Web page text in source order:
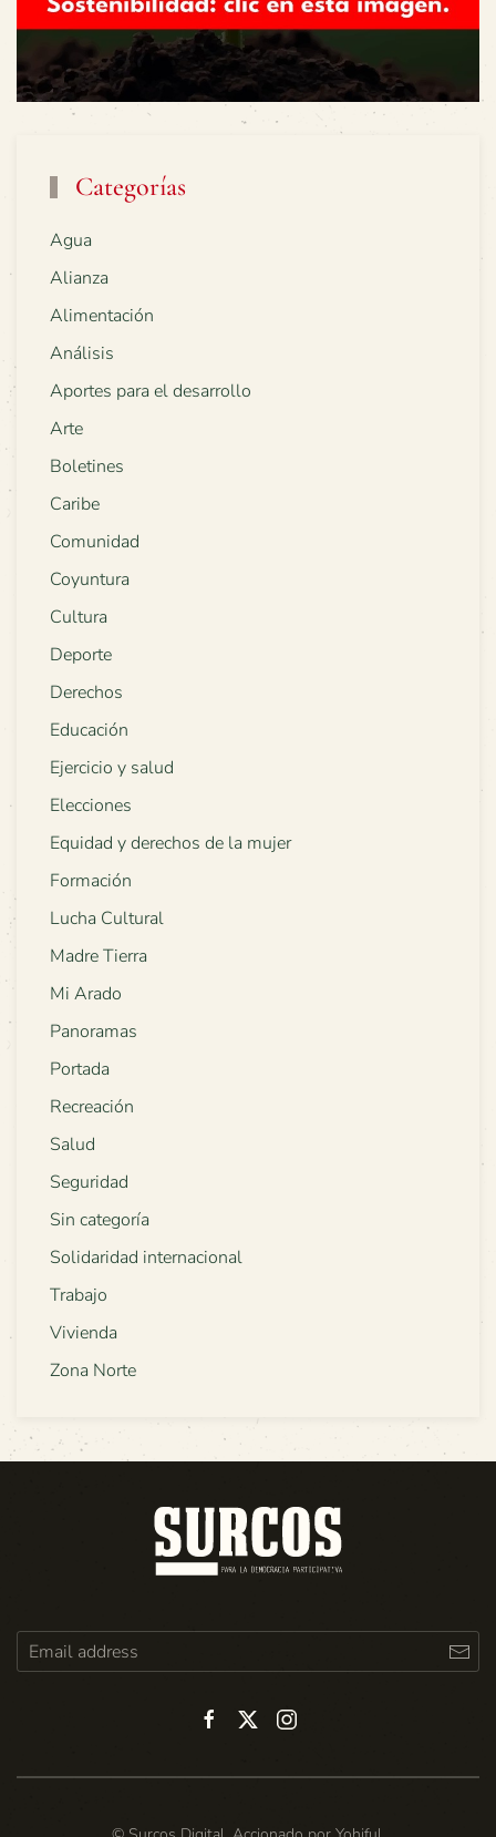
Categorías
Agua
Alianza
Alimentación
Análisis
Aportes para el desarrollo
Arte
Boletines
Caribe
Comunidad
Coyuntura
Cultura
Deporte
Derechos
Educación
Ejercicio y salud
Elecciones
Equidad y derechos de la mujer
Formación
Lucha Cultural
Madre Tierra
Mi Arado
Panoramas
Portada
Recreación
Salud
Seguridad
Sin categoría
Solidaridad internacional
Trabajo
Vivienda
Zona Norte